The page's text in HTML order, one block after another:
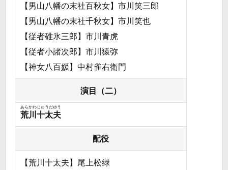
【男山八幡の末社百秋女】市川笑三郎
【男山八幡の末社千秋女】市川笑也
【従者碓氷三郎】市川青虎
【従者小諸次郎】市川猿弥
【神女八百媛】中村雀右衛門
演目（二）
荒川十太夫
あらかわじゅうだゆう
配役
【荒川十太夫】尾上松緑